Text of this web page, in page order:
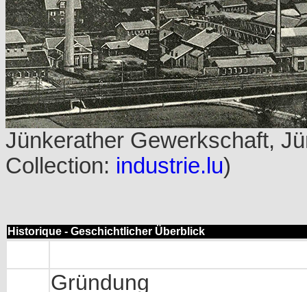
Jünkerather Gewerkschaft,
Collection: industrie.lu)
Historique - Geschichtlicher Überblick
Gründung